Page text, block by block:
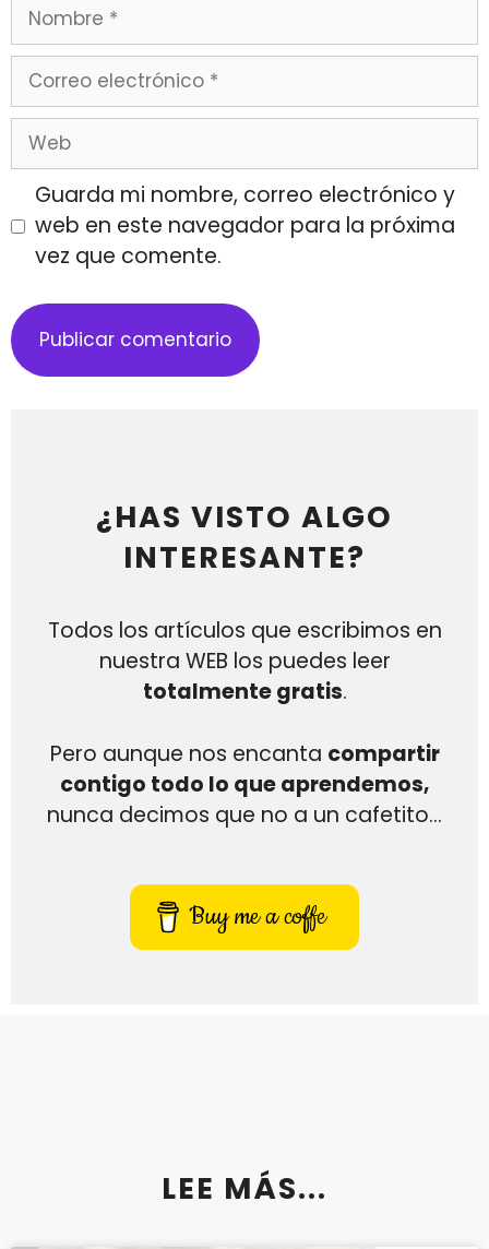
Guarda mi nombre, correo electrónico y
web en este navegador para la próxima
vez que comente.
¿HAS VISTO ALGO
INTERESANTE?
Todos los artículos que escribimos en
nuestra WEB los puedes leer
totalmente gratis.
Pero aunque nos encanta compartir
contigo todo lo que aprendemos,
nunca decimos que no a un cafetito…
Buy me a coffe
LEE MÁS...